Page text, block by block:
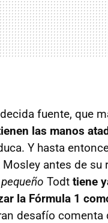
fuente, que
las manos
Y hasta
antes de
Todt tiene
la Fórmula 1
desafío